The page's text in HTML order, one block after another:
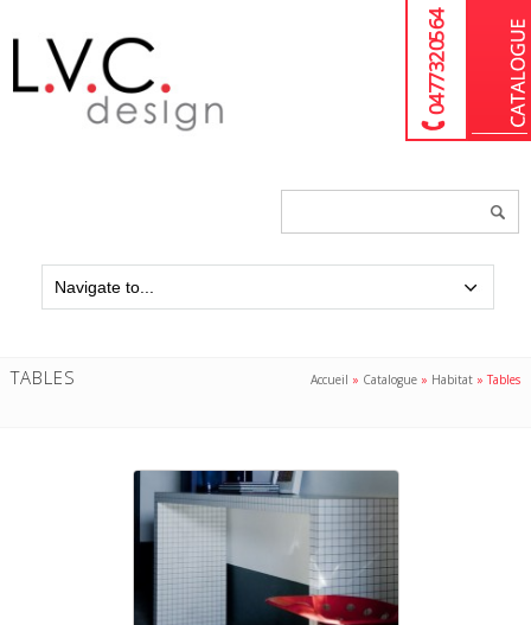
04 77 32 05 64
TABLES Accueil » Catalogue » Habitat »Tables